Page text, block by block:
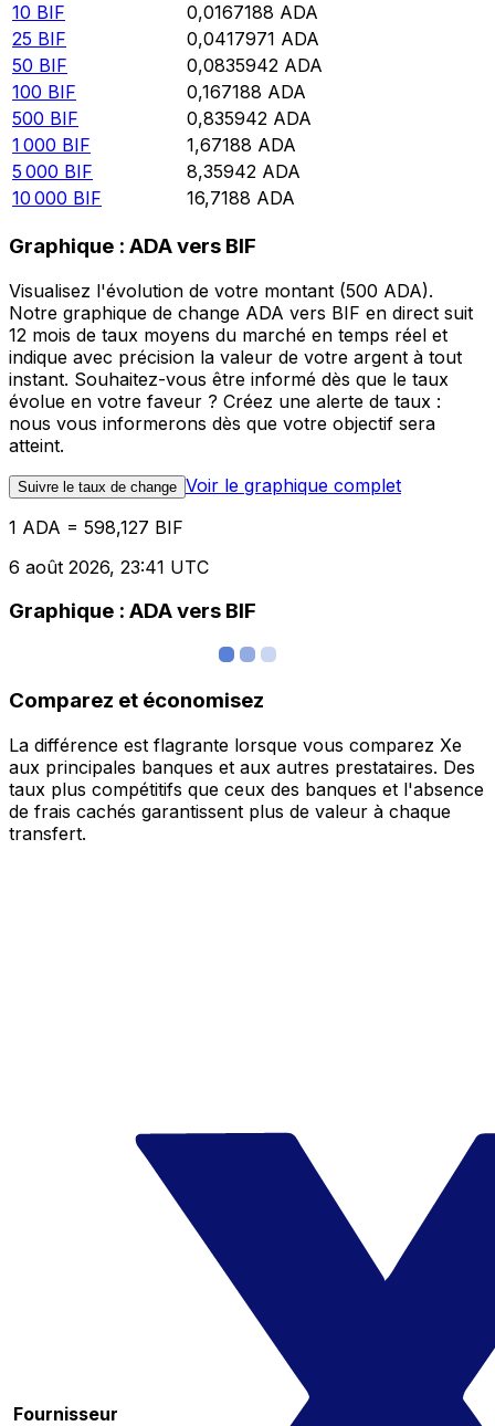
10 BIF 0,0167188 ADA
25 BIF 0,0417971 ADA
50 BIF 0,0835942 ADA
100 BIF 0,167188 ADA
500 BIF 0,835942 ADA
1 000 BIF 1,67188 ADA
5 000 BIF 8,35942 ADA
10 000 BIF 16,7188 ADA
Graphique : ADA vers BIF
Visualisez l'évolution de votre montant (500 ADA).
Notre graphique de change ADA vers BIF en direct suit
12 mois de taux moyens du marché en temps réel et
indique avec précision la valeur de votre argent à tout
instant. Souhaitez-vous être informé dès que le taux
évolue en votre faveur ? Créez une alerte de taux :
nous vous informerons dès que votre objectif sera
atteint.
Suivre le taux de change Voir le graphique complet
1 ADA = 598,127 BIF
6 août 2026, 23:41 UTC
Graphique : ADA vers BIF
Comparez et économisez
La différence est flagrante lorsque vous comparez Xe
aux principales banques et aux autres prestataires. Des
taux plus compétitifs que ceux des banques et l'absence
de frais cachés garantissent plus de valeur à chaque
transfert.
Fournisseur